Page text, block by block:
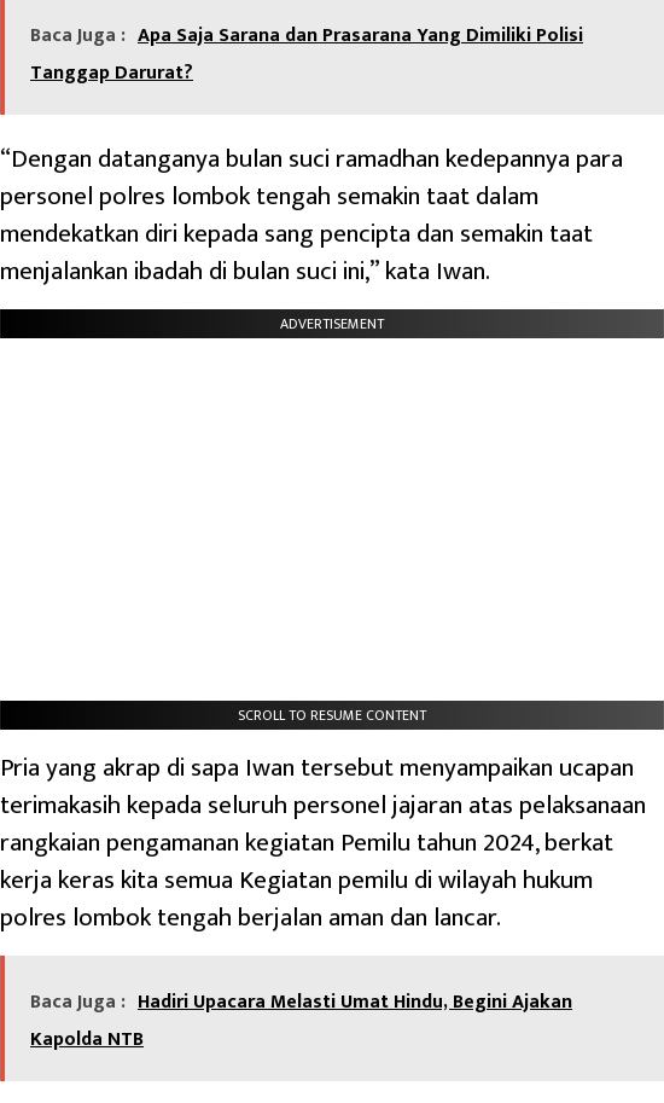
Baca Juga : Apa Saja Sarana dan Prasarana Yang Dimiliki Polisi
Tanggap Darurat?
“Dengan datanganya bulan suci ramadhan kedepannya para
personel polres lombok tengah semakin taat dalam
mendekatkan diri kepada sang pencipta dan semakin taat
menjalankan ibadah di bulan suci ini,” kata Iwan.
ADVERTISEMENT
SCROLL TO RESUME CONTENT
Pria yang akrap di sapa Iwan tersebut menyampaikan ucapan
terimakasih kepada seluruh personel jajaran atas pelaksanaan
rangkaian pengamanan kegiatan Pemilu tahun 2024, berkat
kerja keras kita semua Kegiatan pemilu di wilayah hukum
polres lombok tengah berjalan aman dan lancar.
Baca Juga : Hadiri Upacara Melasti Umat Hindu, Begini Ajakan
Kapolda NTB